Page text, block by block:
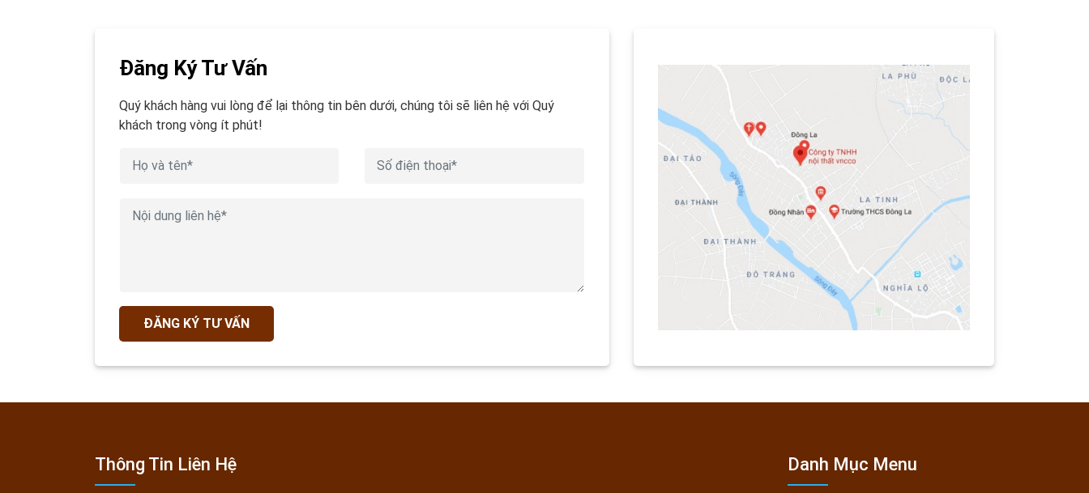
Đăng Ký Tư Vấn
Quý khách hàng vui lòng để lại thông tin bên dưới, chúng tôi sẽ liên hệ với Quý
khách trong vòng ít phút!
ĐĂNG KÝ TƯ VẤN
Thông Tin Liên Hệ Danh Mục Menu